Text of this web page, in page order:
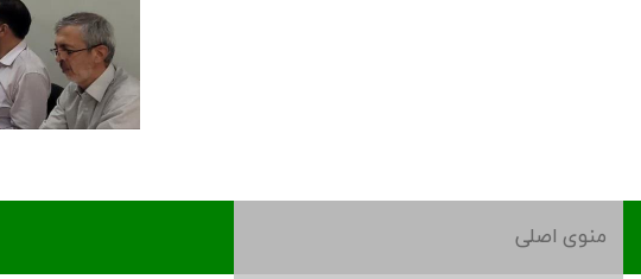
منوی اصلی